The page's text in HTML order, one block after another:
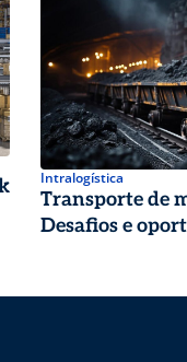
Intralogística
Transporte de
Desafios e